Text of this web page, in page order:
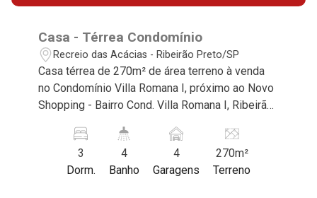
Casa - Térrea Condomínio
Recreio das Acácias - Ribeirão Preto/SP
Casa térrea de 270m² de área terreno à venda
no Condomínio Villa Romana I, próximo ao Novo
Shopping - Bairro Cond. Villa Romana I, Ribeirão
imóvel que a Martinelli Imobiliária selecionou
para você: - 270m² de área terreno - 3 suítes
com armários - Sala 2 ambientes - Escritório -
3
Dorm.
4
Banho
4
Garagens
270m²
Terreno